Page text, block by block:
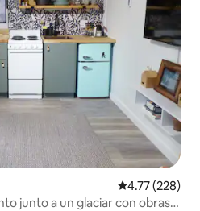
Calificación
4.77 (228)
junto a un glaciar con obras